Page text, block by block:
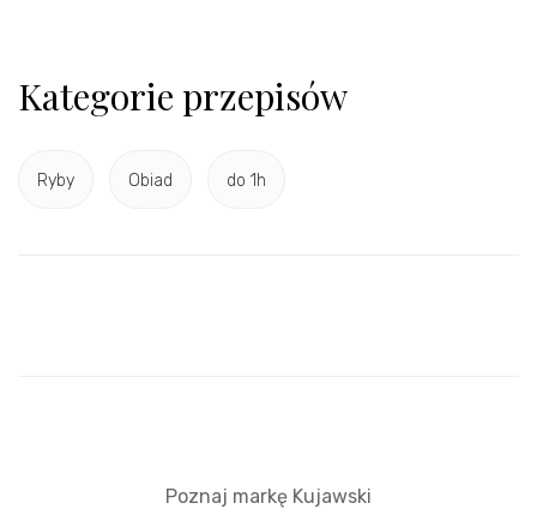
Kategorie przepisów
Ryby Obiad do 1h
Poznaj markę Kujawski